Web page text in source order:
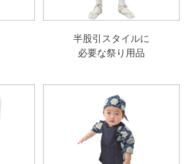
半股引スタイルに
必要な祭り用品